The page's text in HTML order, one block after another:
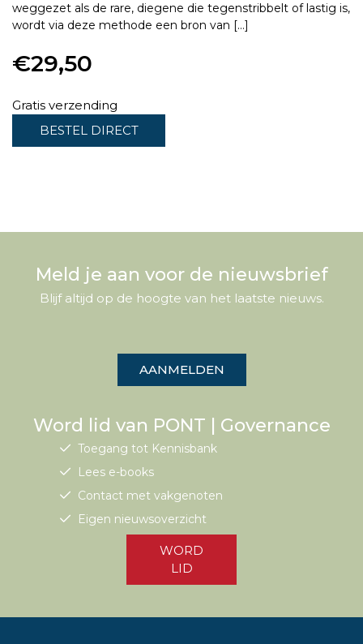
weggezet als de rare, diegene die tegenstribbelt of lastig is,
wordt via deze methode een bron van […]
€29,50
Gratis verzending
BESTEL DIRECT
Meld je aan voor de nieuwsbrief
Blijf altijd op de hoogte van het laatste nieuws.
AANMELDEN
Word lid van PONT | Governance
Toegang tot Kennisbank
Lees e-books
Contact met vakgenoten
Eigen nieuwsoverzicht
WORD
LID